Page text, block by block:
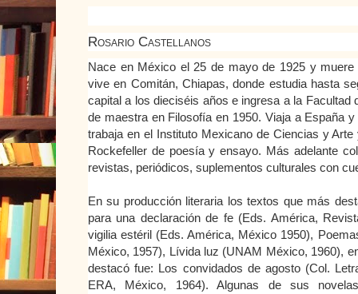
Rosario Castellanos
Nace en México el 25 de mayo de 1925 y
vive en Comitán, Chiapas, donde estudia hasta
capital a los dieciséis años e ingresa a la Facultad
de maestra en Filosofía en 1950. Viaja a España
trabaja en el Instituto Mexicano de Ciencias y
Rockefeller de poesía y ensayo. Más adelante
revistas, periódicos, suplementos culturales con
En su producción literaria los textos que más
para una declaración de fe (Eds. América,
vigilia estéril (Eds. América, México 1950),
México, 1957), Lívida luz (UNAM México, 1960),
destacó fue: Los convidados de agosto (Col.
ERA, México, 1964). Algunas de sus